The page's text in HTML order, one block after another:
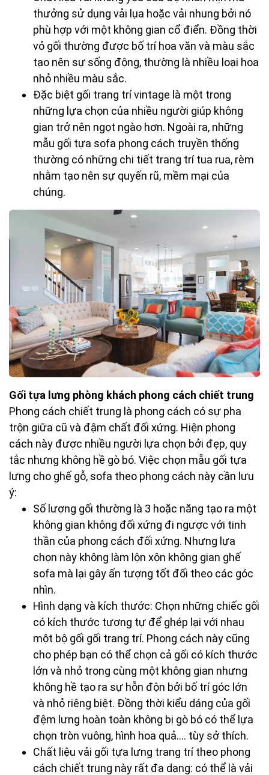
thưởng sử dụng vải lụa hoặc vải nhung bởi nó
phù hợp với một không gian cổ điển. Đồng thời
vỏ gối thường được bố trí hoa văn và màu sắc
tạo nên sự sống động, thường là nhiều loại hoa
nhỏ nhiều màu sắc.
Đặc biệt gối trang trí vintage là một trong
những lựa chọn của nhiều người giúp không
gian trở nên ngọt ngào hơn. Ngoài ra, những
mẫu gối tựa sofa phong cách truyền thống
thường có những chi tiết trang trí tua rua, rèm
nhằm tạo nên sự quyến rũ, mềm mại của
chúng.
Gối tựa lưng phòng khách phong cách chiết trung
Phong cách chiết trung là phong cách có sự pha
trộn giữa cũ và đậm chất đối xứng. Hiện phong
cách này được nhiều người lựa chọn bởi đẹp, quy
tắc nhưng không hề gò bó. Việc chọn mẫu gối tựa
lưng cho ghế gỗ, sofa theo phong cách này cần lưu
ý:
Số lượng gối thường là 3 hoặc năng tạo ra một
không gian không đối xứng đi ngược với tinh
thần của phong cách đối xứng. Nhưng lựa
chọn này không làm lộn xộn không gian ghế
sofa mà lại gây ấn tượng tốt đối theo các góc
nhìn.
Hình dạng và kích thước: Chọn những chiếc gối
có kích thước tương tự để ghép lại với nhau
một bộ gối gối trang trí. Phong cách này cũng
cho phép bạn có thể chọn cả gối có kích thước
lớn và nhỏ trong cùng một không gian nhưng
không hề tạo ra sự hỗn độn bởi bố trí góc lớn
và nhỏ riêng biệt. Đồng thời kiểu dáng của gối
đệm lưng hoàn toàn không bị gò bó có thể lựa
chọn tròn vuông, hình hoa quả…. tùy sở thích.
Chất liệu vải gối tựa lưng trang trí theo phong
cách chiết trung này rất đa dạng: có thể là vải